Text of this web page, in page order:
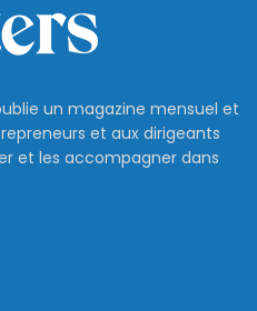
un magazine mensuel et
et aux dirigeants
et les accompagner dans